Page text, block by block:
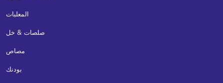
المعلبات
صلصات & خل
مصاص
بودنك